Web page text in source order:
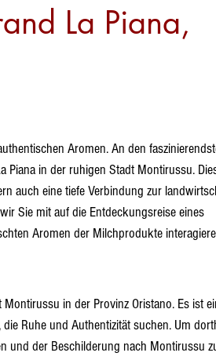
La Piana,
Aromen. An den
in der ruhigen Stadt Montirussu.
auch eine tiefe Verbindung zur
Sie mit auf die Entdeckungsreise eines
Aromen der Milchprodukte
in der Provinz Oristano. Es ist
Ruhe und Authentizität suchen. Um
und der Beschilderung nach Montirussu